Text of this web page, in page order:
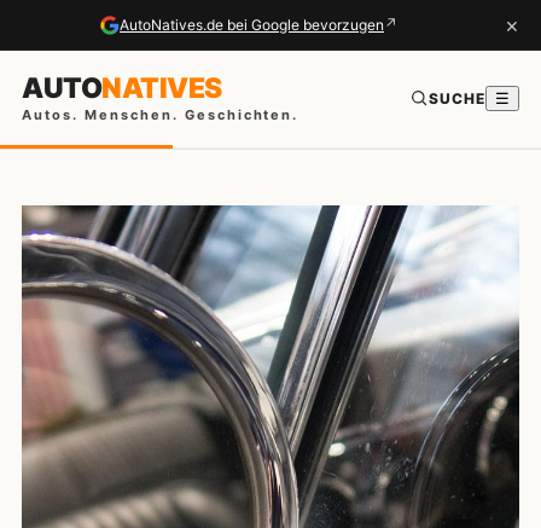
AutoNatives.de bei Google bevorzugen ↗ ×
AUTONATIVES
Autos. Menschen. Geschichten.
SUCHE ☰